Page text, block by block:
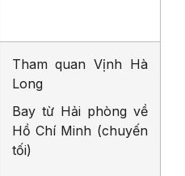
Tham quan Vịnh Hà
Long
Bay từ Hải phòng về
Hồ Chí Minh (chuyến
tối)